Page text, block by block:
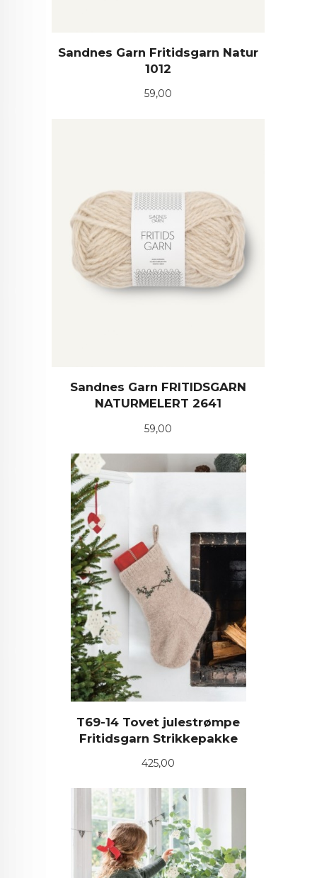
Sandnes Garn Fritidsgarn Natur
1012
Pris
59,00
Sandnes Garn FRITIDSGARN
NATURMELERT 2641
Pris
59,00
T69-14 Tovet julestrømpe
Fritidsgarn Strikkepakke
Pris
425,00